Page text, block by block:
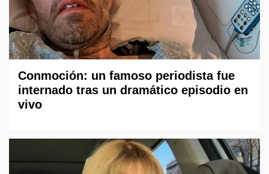
Conmoción: un famoso periodista fue
internado tras un dramático episodio en
vivo